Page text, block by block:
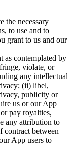
the necessary
to use and to
grant to us and our
as contemplated by
violate, or
any intellectual
(ii) libel,
publicity or
us or our App
pay royalties,
any attribution to
contract between
App users to